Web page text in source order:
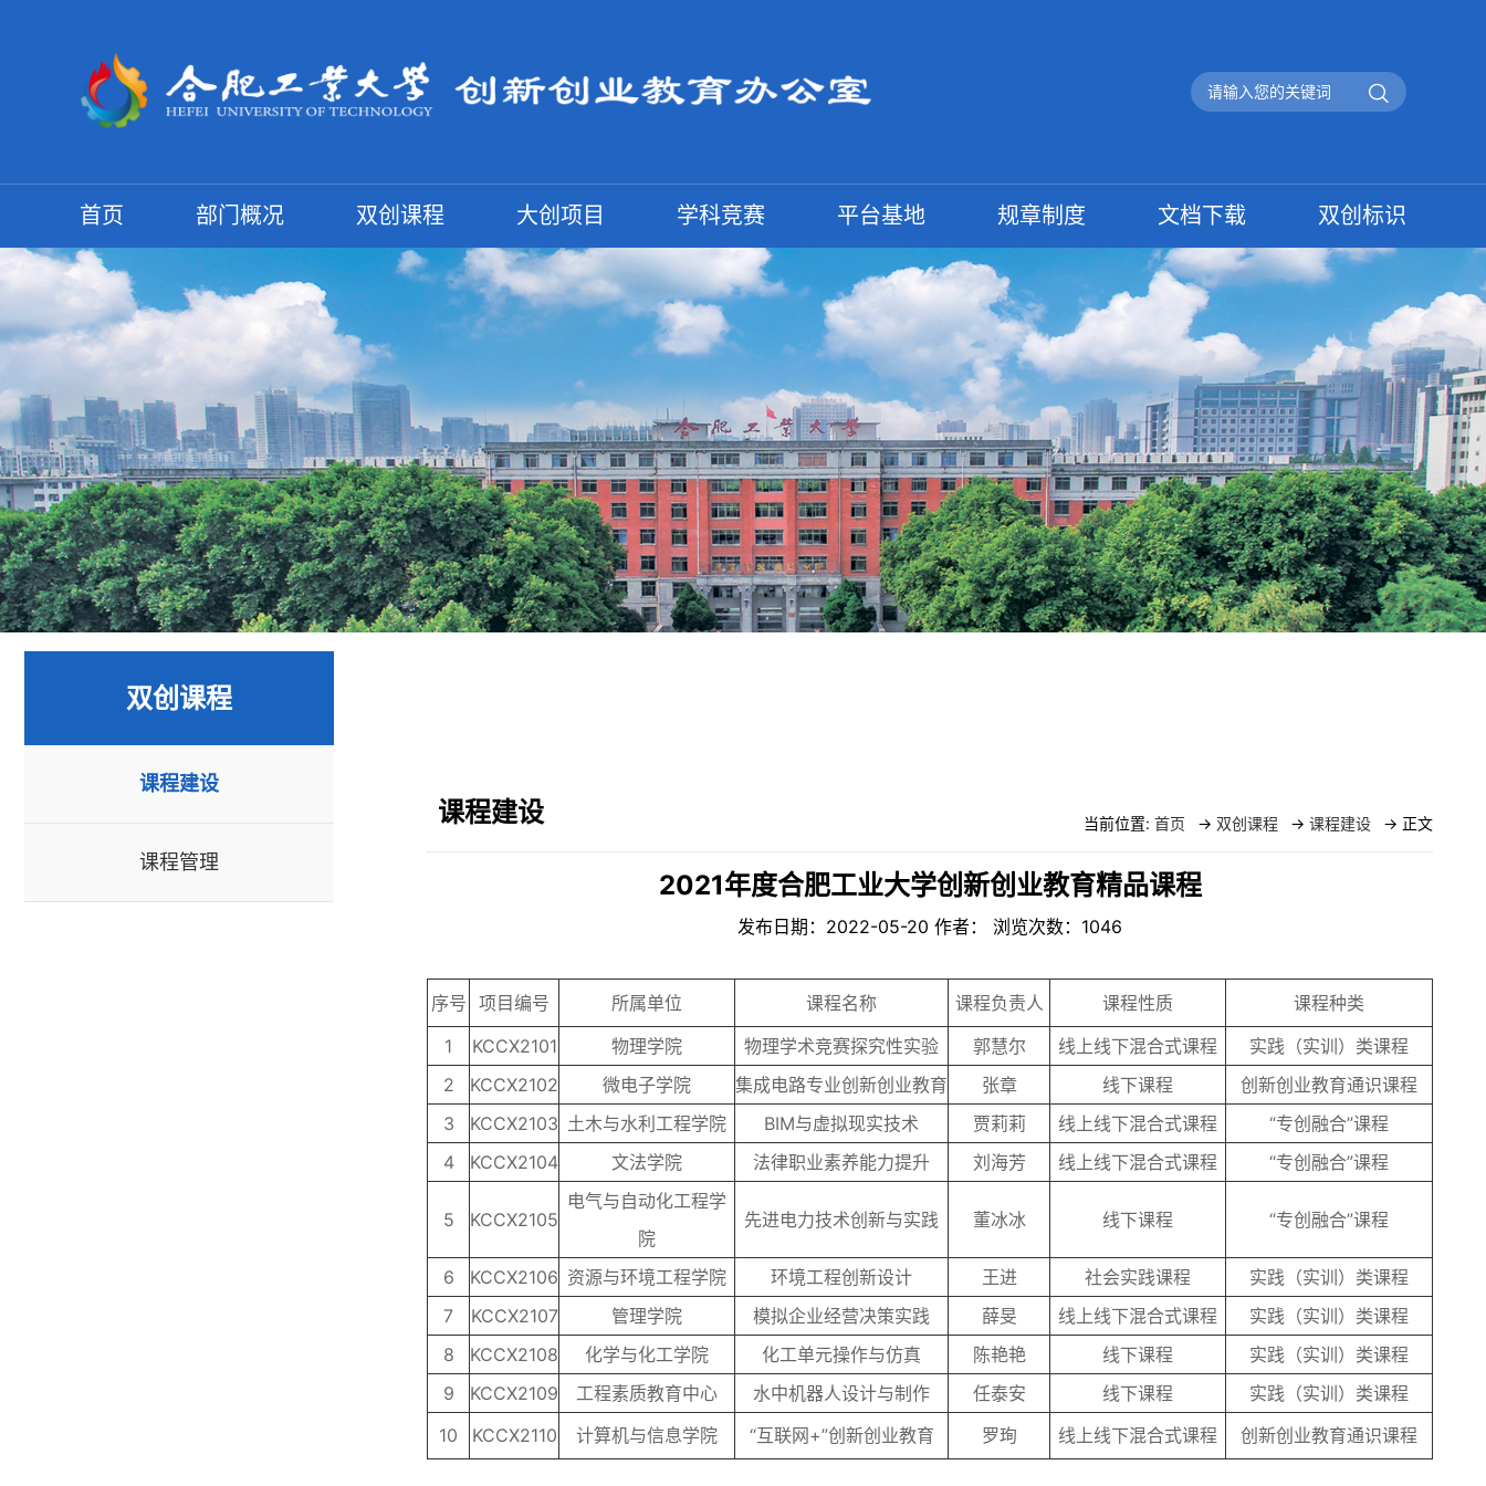
首页 部门概况 双创课程 大创项目 学科竞赛 平台基地 规章制度 文档下载 双创标识
双创课程
课程建设
课程管理
课程建设 当前位置: 首页 -> 双创课程 -> 课程建设 -> 正文
2021年度合肥工业大学创新创业教育精品课程
发布日期：2022-05-20 作者： 浏览次数： 1046
序号 项目编号 所属单位 课程名称 课程负责人 课程性质
课程种类
1
KCCX2101 物理学院 物理学术竞赛探究性实验 郭慧尔 线上线下混合式课程
实践（实训）类课程
2
KCCX2102 微电子学院 集成电路专业创新创业教育 张章 线下课程
创新创业教育通识课程
3
KCCX2103 土木与水利工程学院 BIM与虚拟现实技术 贾莉莉 线上线下混合式课程
“专创融合”课程
4
KCCX2104 文法学院 法律职业素养能力提升 刘海芳 线上线下混合式课程 “专创融合”课程
5 KCCX2105
电气与自动化工程学
院
先进电力技术创新与实践 董冰冰 线下课程 “专创融合”课程
6 KCCX2106 资源与环境工程学院 环境工程创新设计 王进 社会实践课程
实践（实训）类课程
7
KCCX2107 管理学院 模拟企业经营决策实践 薛旻 线上线下混合式课程
实践（实训）类课程
8
KCCX2108 化学与化工学院 化工单元操作与仿真 陈艳艳 线下课程
实践（实训）类课程
9
KCCX2109 工程素质教育中心 水中机器人设计与制作 任泰安 线下课程
实践（实训）类课程
10
KCCX2110 计算机与信息学院 “互联网+”创新创业教育 罗珣 线上线下混合式课程 创新创业教育通识课程